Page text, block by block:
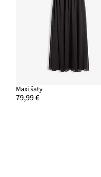
Maxi šaty
79,99 €